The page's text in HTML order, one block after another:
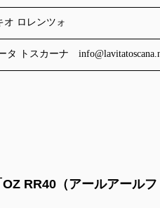
オ ロレンツォ
タ トスカーナ
RR40（アールアールフ